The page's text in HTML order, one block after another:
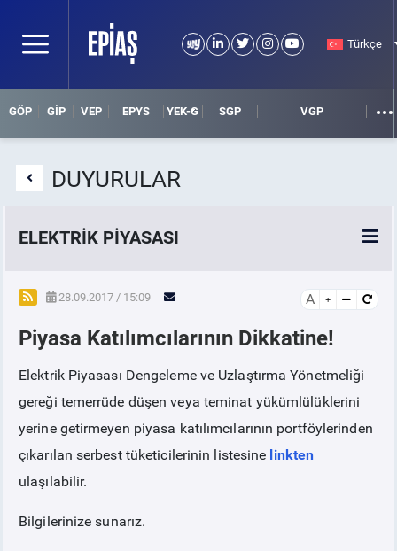
Türkçe
GÖP GİP VEP EPYS YEK-G SGP VGP
DUYURULAR
ELEKTRİK PİYASASI
SPOT ELEKTRİK PİYASALARI
ÖRNEK FİNANS BELGELERİ
VADELİ ELEKTRİK PİYASASI
SERBEST TÜKETİCİ
28.09.2017 / 15:09 A
Piyasa Katılımcılarının Dikkatine!
Elektrik Piyasası Dengeleme ve Uzlaştırma Yönetmeliği
gereği temerrüde düşen veya teminat yükümlülüklerini
yerine getirmeyen piyasa katılımcılarının portföylerinden
çıkarılan serbest tüketicilerinin listesine linkten
ulaşılabilir.
Bilgilerinize sunarız.